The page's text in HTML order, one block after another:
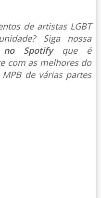
de artistas LGBT
Siga nossa
no Spotify que é
com as melhores do
de várias partes